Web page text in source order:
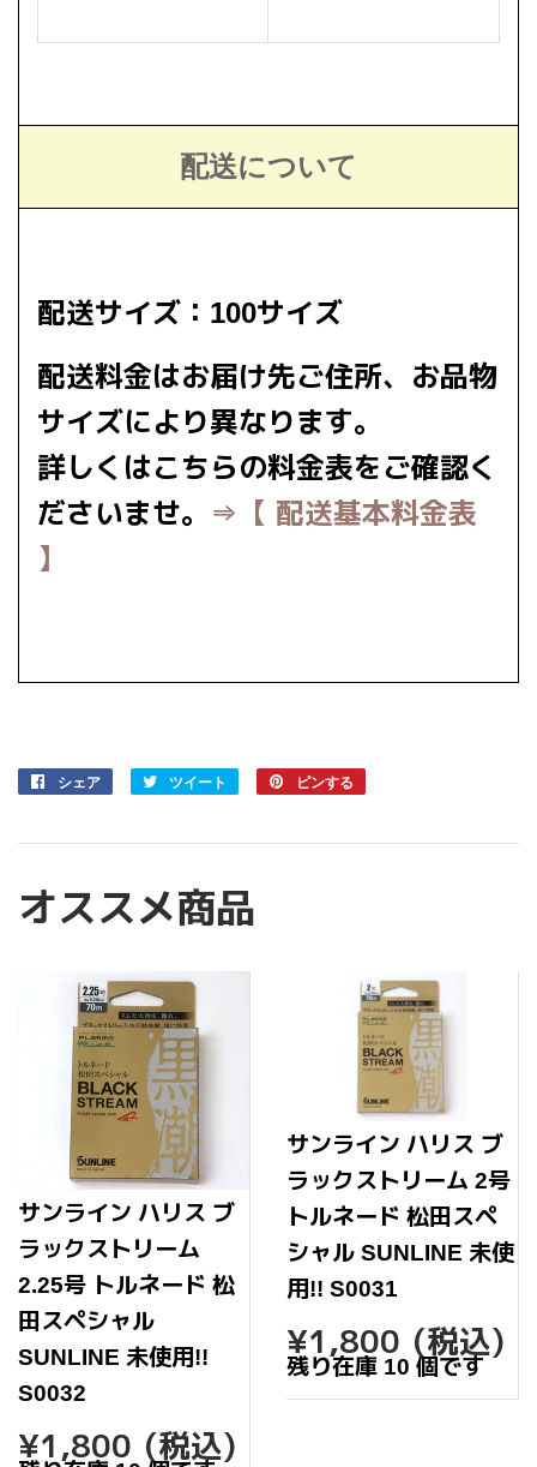
配送について
配送サイズ：100サイズ
配送料金はお届け先ご住所、お品物
サイズにより異なります。
詳しくはこちらの料金表をご確認く
ださいませ。
⇒【 配送基本料金表
】
シェア
Facebook
す
ツイート
Twitter
す
る
ピンする
オススメ商品
サンライン ハリス ブ
ラックストリーム
2.25号 トルネード 松
田スペシャル
SUNLINE 未使用!!
S0032
通
¥1,800 ¥1,800
(税込)
サンライン ハリス ブ
ラックストリーム 2号
トルネード 松田スペ
シャル SUNLINE 未使
用!! S0031
通
常
価
格
¥1,800 (税込)
残り在庫 10 個です